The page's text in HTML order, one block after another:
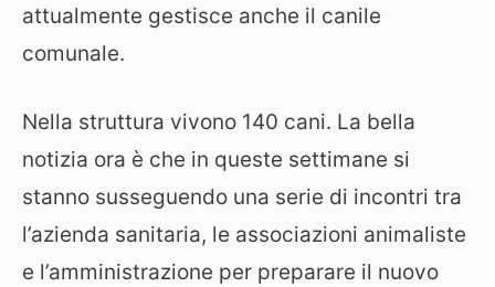
attualmente gestisce anche il canile
comunale.
Nella struttura vivono 140 cani. La bella
notizia ora è che in queste settimane si
stanno susseguendo una serie di incontri tra
l’azienda sanitaria, le associazioni animaliste
e l’amministrazione per preparare il nuovo